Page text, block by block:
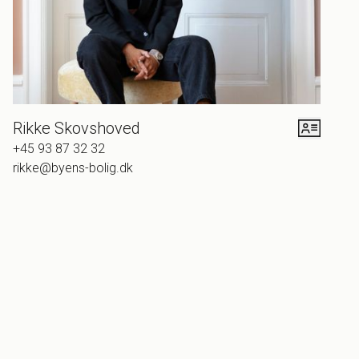
det ikke også meningen? Livet er for kort til andet.
Velkommen til dit nye hjem. Tæt på det hele. Tæt på Valby
og lige op ad Frederiksberg. Et gæt: En del af dine
slentreture kommer til at inkludere Søndermarken, Søerne,
Kalvebod Brygge og de tusindvis af andre skønne steder i
nærheden. Vi gætter på, at du aldrig nogensinde har lyst til
at forlade Vesterbrogade 119 A igen. Du har trods alt fået
fingrene i byens største charmetrold.
Rikke Skovshoved
+45 93 87 32 32
rikke@byens-bolig.dk